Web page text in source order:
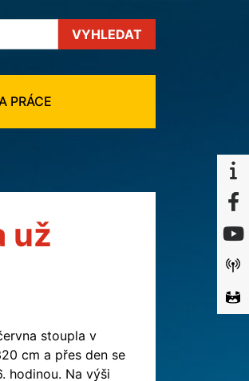
VYHLEDAT
PRÁCE
už
stoupla v
cm a přes den se
hodinou. Na výši